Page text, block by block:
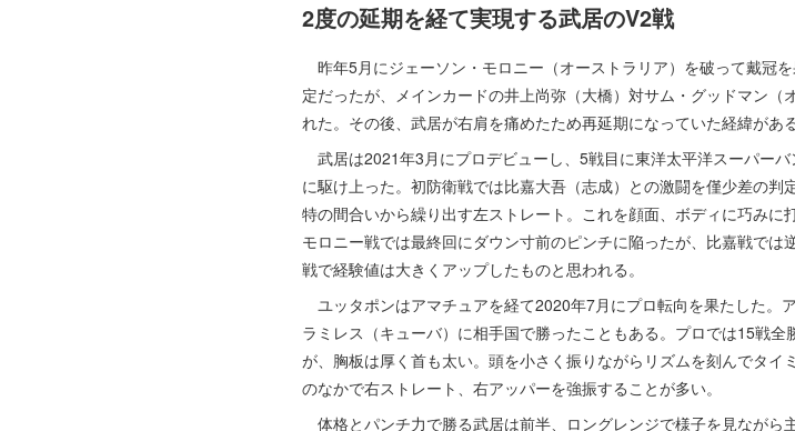
2度の延期を経て実現する武居のV2戦
昨年5月にジェーソン・モロニー（オーストラリア）を破って戴冠
定だったが、メインカードの井上尚弥（大橋）対サム・グッドマン
れた。その後、武居が右肩を痛めたため再延期になっていた経緯がある
武居は2021年3月にプロデビューし、5戦目に東洋太平洋スーパー
に駆け上った。初防衛戦では比嘉大吾（志成）との激闘を僅少差の
特の間合いから繰り出す左ストレート。これを顔面、ボディに巧みに
モロニー戦では最終回にダウン寸前のピンチに陥ったが、比嘉戦で
戦で経験値は大きくアップしたものと思われる。
ユッタポンはアマチュアを経て2020年7月にプロ転向を果たした。
ラミレス（キューバ）に相手国で勝ったこともある。プロでは15戦
が、胸板は厚く首も太い。頭を小さく振りながらリズムを刻んでタ
のなかで右ストレート、右アッパーを強振することが多い。
体格とパンチ力で勝る武居は前半、ロングレンジで様子を見ながら